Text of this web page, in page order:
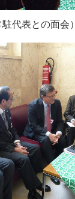
代表との面会）